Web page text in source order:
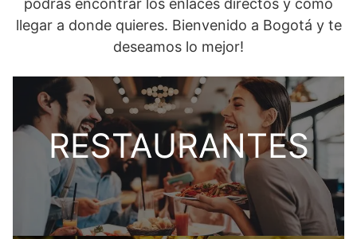
podras encontrar los enlaces directos y como
llegar a donde quieres. Bienvenido a Bogotá y te
deseamos lo mejor!
RESTAURANTES